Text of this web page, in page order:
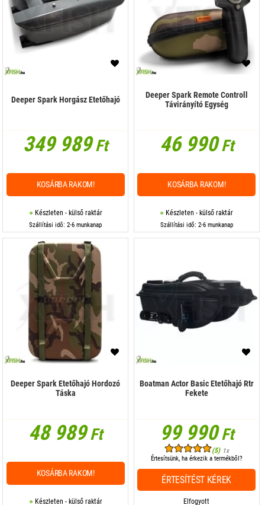
Deeper Spark Horgász Etetőhajó
349 989Ft
Készleten - külső raktár
Szállítási idő: 2-6 munkanap
KOSÁRBA RAKOM!
Deeper Spark Remote Controll
Távirányító Egység
46 990Ft
Készleten - külső raktár
Szállítási idő: 2-6 munkanap
KOSÁRBA RAKOM!
Deeper Spark Etetőhajó Hordozó
Táska
48 989Ft
Készleten - külső raktár
KOSÁRBA RAKOM!
Boatman Actor Basic Etetőhajó Rtr
Fekete
99 990Ft
(5) 1x
Elfogyott
Értesítsünk, ha érkezik a termékből?
ÉRTESÍTÉST KÉREK